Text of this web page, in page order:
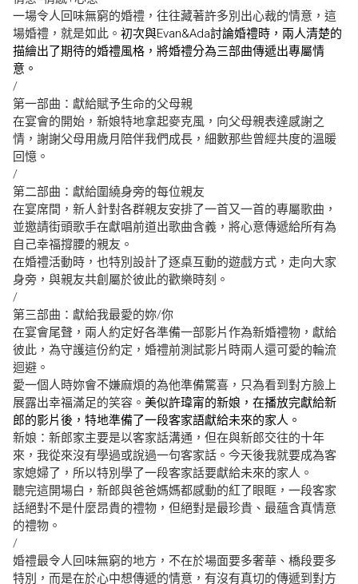
一場令人回味無窮的婚禮，往往藏著許多別出心裁的情意，這
場婚禮，就是如此。 初次與Evan&Ada討論婚禮時，兩人清楚的
描繪出了期待的婚禮風格，將婚禮分為三部曲傳遞出專屬情
意。
/
第一部曲：獻給賦予生命的父母親
在宴會的開始，新娘特地拿起麥克風，向父母親表達感謝之
情，謝謝父母用歲月陪伴我們成長，細數那些曾經共度的溫暖
回憶。
/
第二部曲：獻給圍繞身旁的每位親友
在宴席間，新人針對各群親友安排了一首又一首的專屬歌曲，
並邀請街頭歌手在獻唱前道出歌曲含義，將心意傳遞給所有為
自己幸福撐腰的親友。
在婚禮活動時，也特別設計了逐桌互動的遊戲方式，走向大家
身旁，與親友共創屬於彼此的歡樂時刻。
/
第三部曲：獻給我最愛的妳/你
在宴會尾聲，兩人約定好各準備一部影片作為新婚禮物，獻給
彼此，為守護這份約定，婚禮前測試影片時兩人還可愛的輪流
迴避。
愛一個人時妳會不嫌麻煩的為他準備驚喜，只為看到對方臉上
展露出幸福滿足的笑容。 美似許瑋甯的新娘，在播放完獻給新
郎的影片後，特地準備了一段客家語獻給未來的家人。
新娘：新郎家主要是以客家話溝通，但在與新郎交往的十年
來，我從來沒有學過或說過一句客家話。今天後我就要成為客
家媳婦了，所以特別學了一段客家話要獻給未來的家人。
聽完這開場白，新郎與爸爸媽媽都感動的紅了眼眶，一段客家
話絕對不是什麼昂貴的禮物，但絕對是最珍貴、最蘊含真情意
的禮物。
/
婚禮最令人回味無窮的地方，不在於場面要多奢華、橋段要多
特別，而是在於心中想傳遞的情意，有沒有真切的傳遞到對方